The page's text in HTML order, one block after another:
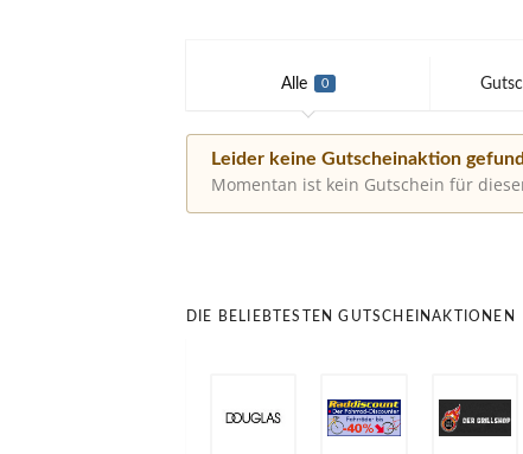
Alle 0
Leider keine Gutscheinaktion
Momentan ist kein Gutschein für
DIE BELIEBTESTEN GUTSCHEINAKTIONEN